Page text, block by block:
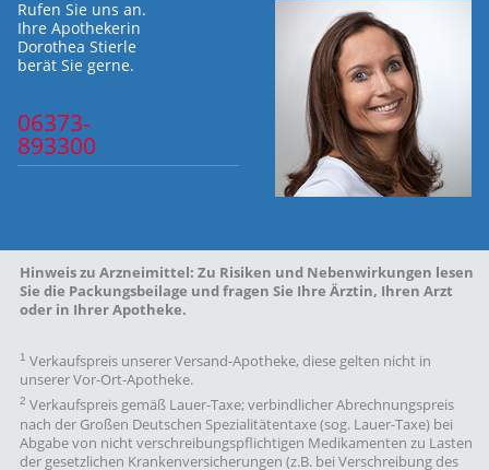
Rufen Sie uns an.
Ihre Apothekerin
Dorothea Stierle
berät Sie gerne.
06373-
893300
Hinweis zu Arzneimittel: Zu Risiken und Nebenwirkungen lesen
Sie die Packungsbeilage und fragen Sie Ihre Ärztin, Ihren Arzt
oder in Ihrer Apotheke.
1 Verkaufspreis unserer Versand-Apotheke, diese gelten nicht in
unserer Vor-Ort-Apotheke.
2 Verkaufspreis gemäß Lauer-Taxe; verbindlicher Abrechnungspreis
nach der Großen Deutschen Spezialitätentaxe (sog. Lauer-Taxe) bei
Abgabe von nicht verschreibungspflichtigen Medikamenten zu Lasten
der gesetzlichen Krankenversicherungen (z.B. bei Verschreibung des